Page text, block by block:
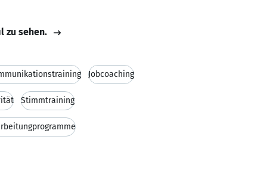
zu sehen.
Jobcoaching
Stimmtraining